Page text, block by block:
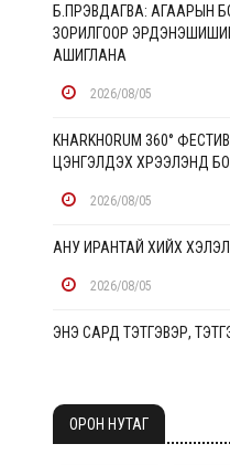
Б.ПҮРЭВДАГВА: АГААРЫН
ЗОРИЛГООР
АШИГЛАНА
2026/08/05
KHARKHORUM 360°
ЦЭНГЭЛДЭХ ХҮРЭЭЛЭНД
2026/08/05
АНУ ИРАНТАЙ ХИЙХ
2026/08/05
ЭНЭ САРД ТЭТГЭВЭР,
УУРХАЙЧДЫН ГЭР БҮЛИЙН
АЖИЛЛАГААТАЙ
ОРОН НУТАГ